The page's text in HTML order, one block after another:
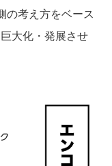
の考え方をベース
大化・発展させ